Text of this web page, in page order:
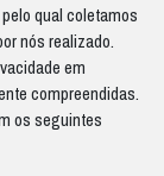
qual coletamos
nós realizado.
em
compreendidas.
os seguintes